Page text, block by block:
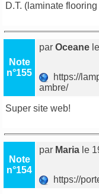
D.T. ( laminate
Note
n°155
parOceane
https://
ambre/
Super site web!
Note
n°154
par Maria le
https://